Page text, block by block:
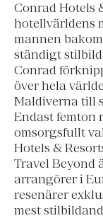
Conrad Hotels
hotellvärldens
mannen
ständigt
Conrad
över hela
Maldiverna till
Endast femton
omsorgsfullt
Hotels &
Travel Beyond
arrangörer i
resenärer
mest